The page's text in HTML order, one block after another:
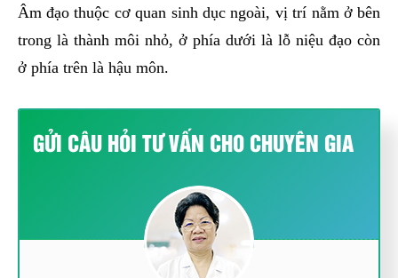
Âm đạo thuộc cơ quan sinh dục ngoài, vị trí nằm ở bên
trong là thành môi nhỏ, ở phía dưới là lỗ niệu đạo còn
ở phía trên là hậu môn.
GỬI CÂU HỎI TƯ VẤN CHO CHUYÊN GIA